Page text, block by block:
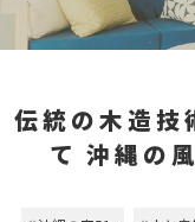
伝統の木造技
て 沖縄の